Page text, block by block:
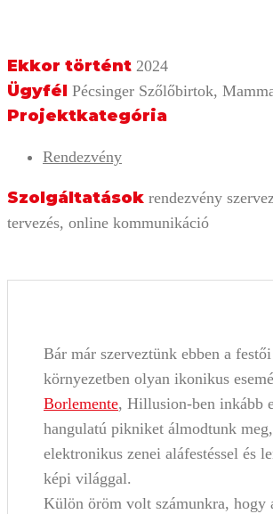
Ekkor történt 2024
Ügyfél Pécsinger Szőlőbirtok,
Projektkategória
Rendezvény
Szolgáltatások rendezvény
tervezés, online kommunikáció
Bár már szerveztünk ebben a festői
környezetben olyan ikonikus
Borlemente, Hillusion-ben inkább
hangulatú pikniket álmodtunk
elektronikus zenei aláfestéssel és
képi világgal.
Külön öröm volt számunkra, hogy